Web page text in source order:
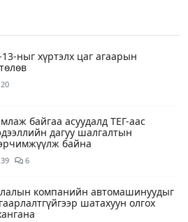
ныг хүртэлх цаг агаарын
байгаа асуудалд ТЕГ-аас
дагуу шалгалтын
байна
6
компанийн автомашинуудыг
шатахуун олгох